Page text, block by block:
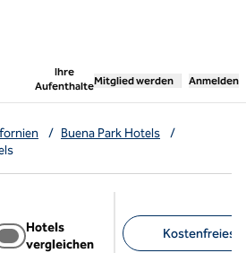
Ihre
Aufenthalte
,öffnet neue
Mitglied werden Anmelden
/ Buena Park Hotels
/
Hotels
vergleichen
Kostenfreies